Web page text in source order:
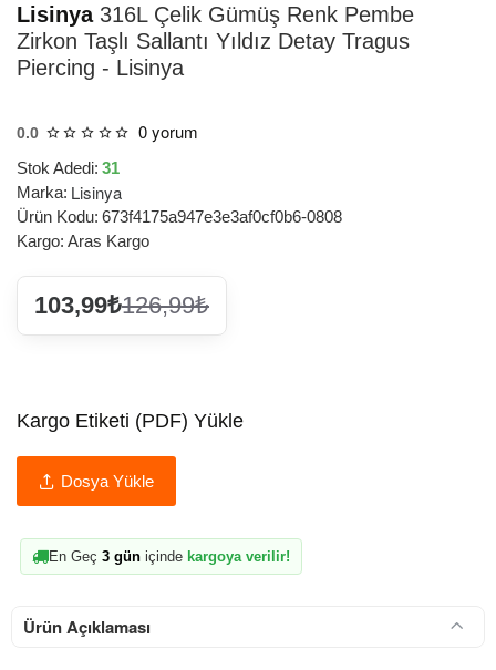
Lisinya316L Çelik Gümüş Renk Pembe
Zirkon Taşlı Sallantı Yıldız Detay Tragus
Piercing - Lisinya
0.0 0 yorum
Stok Adedi: 31
Marka: Lisinya
Ürün Kodu: 673f4175a947e3e3af0cf0b6-0808
Kargo: Aras Kargo
103,99₺126,99₺
Kargo Etiketi (PDF) Yükle
Dosya Yükle
En Geç 3 gün içinde kargoya verilir!
Ürün Açıklaması